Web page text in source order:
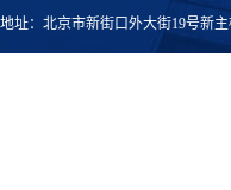
地址：北京市新街口外大街19号新主